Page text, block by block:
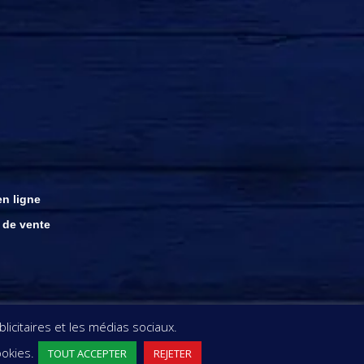
ligne
vente
MODÉRATION
et les médias sociaux.
TOUT ACCEPTER REJETER